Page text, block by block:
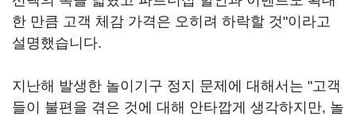
한 만큼 고객 체감 가격은 오히려 하락할 것"이라고
설명했습니다.
지난해 발생한 놀이기구 정지 문제에 대해서는 "고객
들이 불편을 겪은 것에 대해 안타깝게 생각하지만, 놀